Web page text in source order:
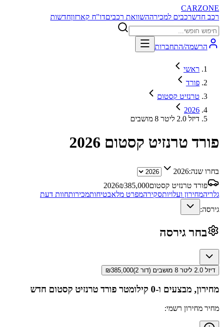
CARZONE
רכב חדשרכבים למכירההשוואת רכביםדו"ח קארזוןחדשות
הרשמה/התחברות
ראשי
פורד
טרנזיט קסטום
2026
דיזל 2.0 ליטר 8 מושבים
פורד טרנזיט קסטום 2026
בחרו שנה:2026
פורד טרנזיט קסטום
2026₪385,000
גלריהמחירון ועלויותסקירהמפרט מלאבטיחותמכירותחוות דעת
גירסה:
בחר גירסה
דיזל 2.0 ליטר 8 מושבים (דור 2) ₪385,000
מחירון, מבצעים ו-0 קילומטר פורד טרנזיט קסטום חדש
מחיר מחירון רשמי: